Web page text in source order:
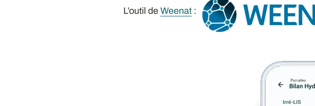
L’outil de Weenat :